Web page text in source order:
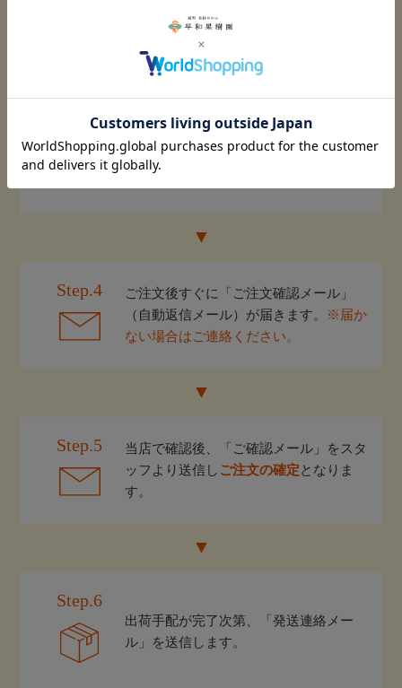
Step.3
ご注文受付完了
Step.4
ご注文後すぐに「ご注文確認メール」
（自動返信メール）が届きます。
※届か
ない場合はご連絡ください。
Step.5
当店で確認後、「ご確認メール」をスタ
ッフより送信し ご注文の確定となりま
す。
Step.6
出荷手配が完了次第、「発送連絡メー
ル」を送信します。